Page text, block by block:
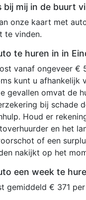
mij in de buurt
onze kaart met
te vinden.
te huren in in
vanaf ongeveer
kunt u afhankelijk
gevallen omvat de
bij schade
Houd er
en het
of een
nakijkt op het
een week te
gemiddeld € 371